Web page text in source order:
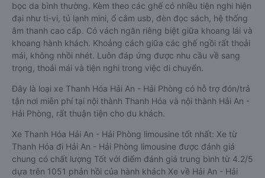
bọc da bình thường. Kèm theo các ghế có nhiều tiện nghi hiện
đại như ti-vi, tủ lạnh mini, ổ cắm usb, đèn đọc sách, hệ thống
âm thanh cao cấp. Có vách ngăn riêng biệt giữa khoang lái và
khoang hành khách. Khoảng cách giữa các ghế ngồi rất thoải
mái, không nhồi nhét. Luôn đáp ứng được nhu cầu về sang
trọng, thoải mái và tiện nghi trong việc di chuyển.
Đây là loại xe Thanh Hóa Hải An - Hải Phòng có hỗ trợ đón/trả
tận nơi miễn phí tại nội thành Thanh Hóa và nội thành Hải An -
Hải Phòng, rất thuận tiện cho du khách.
Xe Thanh Hóa Hải An - Hải Phòng limousine tốt nhất: Xe từ
Thanh Hóa đi Hải An - Hải Phòng limousine được đánh giá
chung có chất lượng Tốt với điểm đánh giá trung bình từ 4.2/5
dựa trên 1051 phản hồi của hành khách Xe về Hải An - Hải